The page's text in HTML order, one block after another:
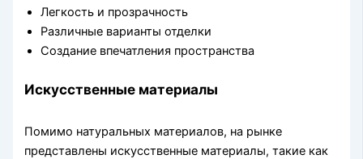
Легкость и прозрачность
Различные варианты отделки
Создание впечатления пространства
Искусственные материалы
Помимо натуральных материалов, на рынке
представлены искусственные материалы, такие как